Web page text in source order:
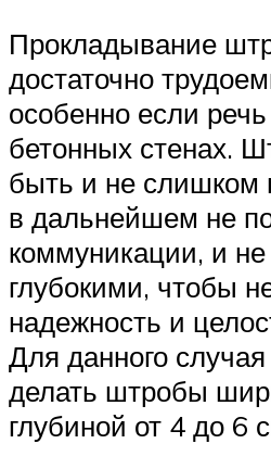
Прокладывание
достаточно
особенно если
бетонных стенах.
быть и не слишком
в дальнейшем не
коммуникации, и
глубокими, чтобы
надежность и
Для данного
делать штробы
глубиной от 4 до 6